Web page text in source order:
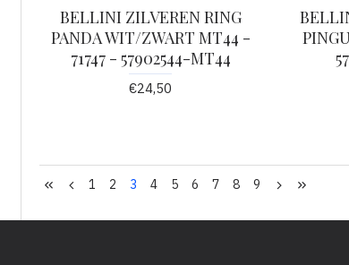
BELLINI ZILVEREN RING
PANDA WIT/ZWART MT44 -
71747 - 57902544-MT44
€24,50
1 2 3 4 5 6 7 8 9